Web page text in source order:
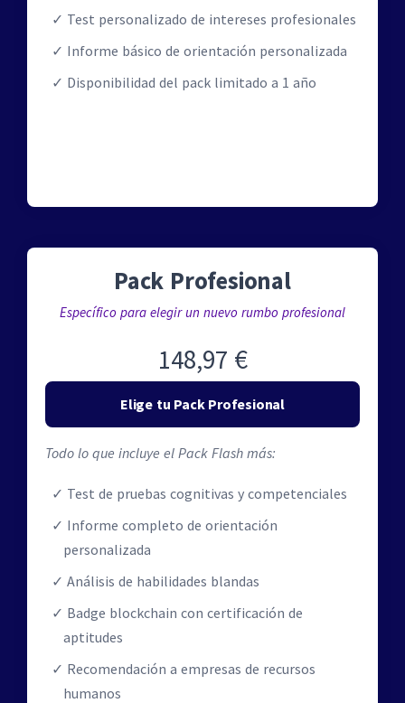
Test personalizado de intereses profesionales
Informe básico de orientación personalizada
Disponibilidad del pack limitado a 1 año
Pack Profesional
Específico para elegir un nuevo rumbo profesional
148,97 €
Elige tu Pack Profesional
Todo lo que incluye el Pack Flash más:
Test de pruebas cognitivas y competenciales
Informe completo de orientación
personalizada
Análisis de habilidades blandas
Badge blockchain con certificación de
aptitudes
Recomendación a empresas de recursos
humanos